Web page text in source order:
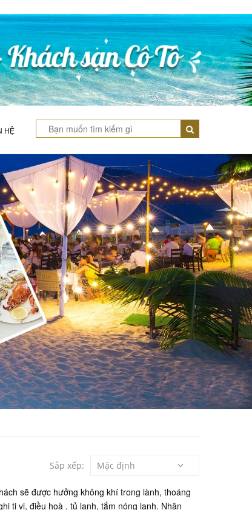
HỆ
Sắp xếp:
sẽ được hưởng không khí trong lành, thoáng
ti vi, điều hoà , tủ lạnh, tắm nóng lạnh. Nhân